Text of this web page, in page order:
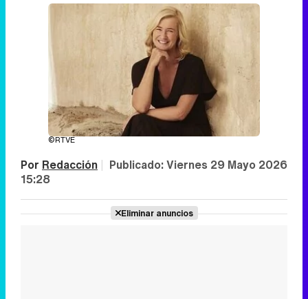
©RTVE
Por Redacción | Publicado:Viernes 29 Mayo 2026
15:28
Eliminar anuncios